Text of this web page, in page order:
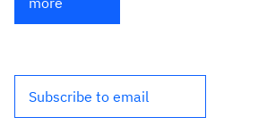
Subscribe to email